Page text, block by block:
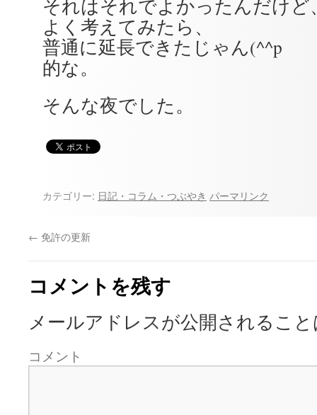
それはそれでよかったんだけど
よく考えてみたら、
普通に延長できたじゃん(^^p
的な。
そんな夜でした。
カテゴリー: 日記・コラム・つぶやき パーマリンク
← 免許の更新
コメントを残す
メールアドレスが公開されるこ
コメント